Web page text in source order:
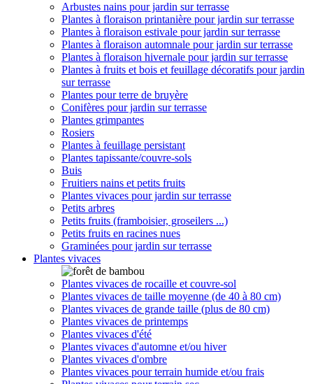
Arbustes nains pour jardin sur terrasse
Plantes à floraison printanière pour jardin sur terrasse
Plantes à floraison estivale pour jardin sur terrasse
Plantes à floraison automnale pour jardin sur terrasse
Plantes à floraison hivernale pour jardin sur terrasse
Plantes à fruits et bois et feuillage décoratifs pour jardin
sur terrasse
Plantes pour terre de bruyère
Conifères pour jardin sur terrasse
Plantes grimpantes
Rosiers
Plantes à feuillage persistant
Plantes tapissante/couvre-sols
Buis
Fruitiers nains et petits fruits
Plantes vivaces pour jardin sur terrasse
Petits arbres
Petits fruits (framboisier, groseilers ...)
Petits fruits en racines nues
Graminées pour jardin sur terrasse
Plantes vivaces
Plantes vivaces de rocaille et couvre-sol
Plantes vivaces de taille moyenne (de 40 à 80 cm)
Plantes vivaces de grande taille (plus de 80 cm)
Plantes vivaces de printemps
Plantes vivaces d'été
Plantes vivaces d'automne et/ou hiver
Plantes vivaces d'ombre
Plantes vivaces pour terrain humide et/ou frais